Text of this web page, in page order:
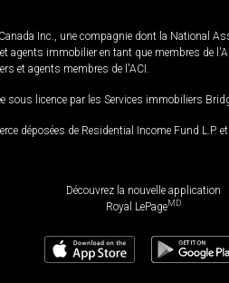
Inc., une compagnie dont la National
immobilier en tant que membres
et agents membres de l'ACI.
sous licence par les Services immobiliers
déposées de Residential Income Fund
Découvrez la nouvelle application
Royal LePageMD